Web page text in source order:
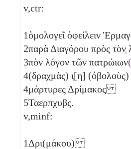
v,ctr:
1ὁμολογεῖ ὀφείλειν
2παρὰ Διαγόρου πρὸς τὸν̣
3πὸν λόγον τῶν πατρώιων
4(δραχμὰς) ι̣[η] (ὀβολοὺς)
4μάρτυρες Δρίμακος
5Ταερπχυβς.
v,minf:
1Δρι(μάκου)